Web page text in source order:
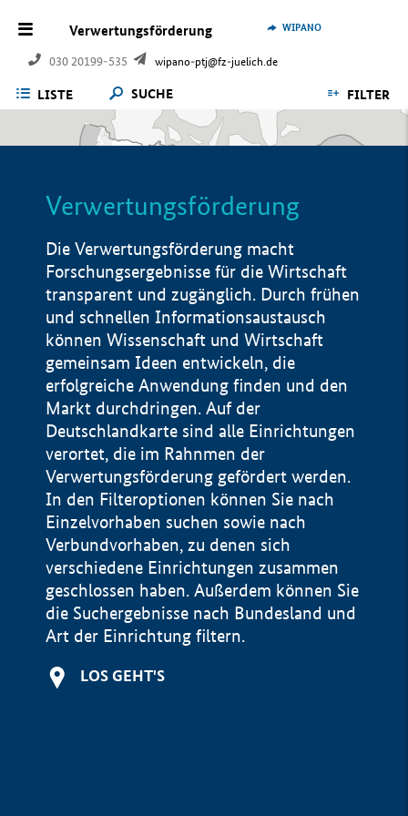
Verwertungsförderung
030 20199-535 wipano-ptj@fz-juelich.de
WIPANO
LISTE SUCHE FILTER
Verwertungsförderung
Die Verwertungsförderung macht
Forschungsergebnisse für die Wirtschaft
transparent und zugänglich. Durch frühen
und schnellen Informationsaustausch
können Wissenschaft und Wirtschaft
gemeinsam Ideen entwickeln, die
erfolgreiche Anwendung finden und den
Markt durchdringen. Auf der
Deutschlandkarte sind alle Einrichtungen
verortet, die im Rahnmen der
Verwertungsförderung gefördert werden.
In den Filteroptionen können Sie nach
Einzelvorhaben suchen sowie nach
Verbundvorhaben, zu denen sich
verschiedene Einrichtungen zusammen
geschlossen haben. Außerdem können Sie
die Suchergebnisse nach Bundesland und
Art der Einrichtung filtern.
LOS GEHT'S